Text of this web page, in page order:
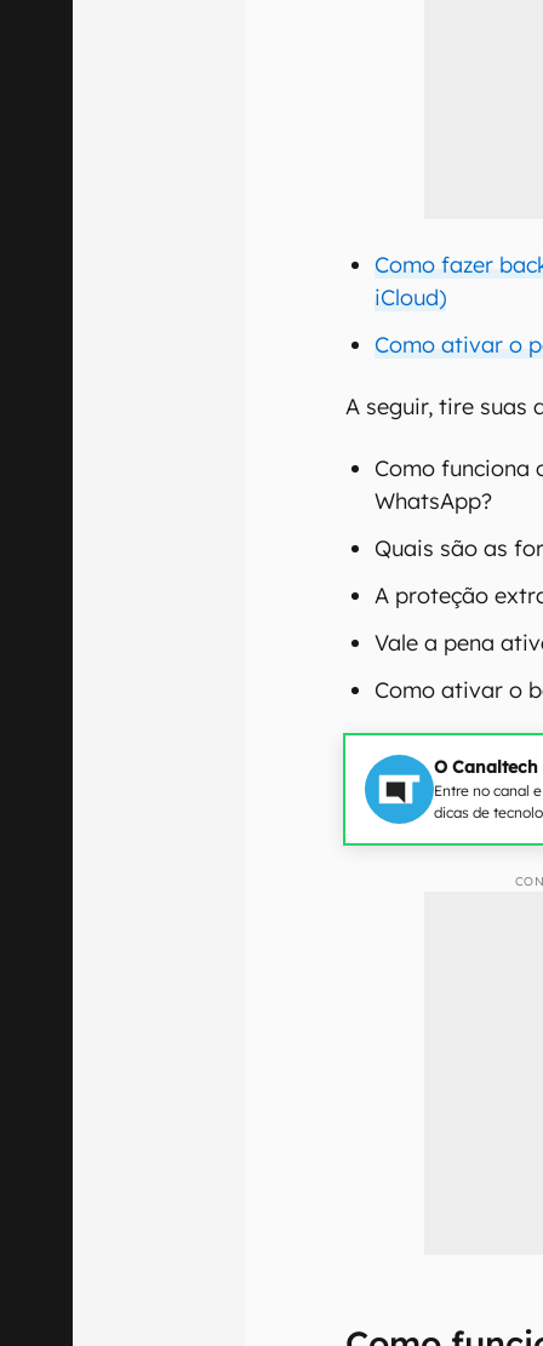
Como fazer
iCloud)
Como ativar o
A seguir, tire suas
Como funciona
WhatsApp?
Quais são as
A proteção
Vale a pena
Como ativar o
O
Entre no canal
dicas de